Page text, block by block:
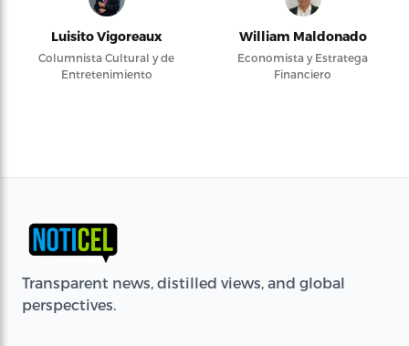
Luisito Vigoreaux
Columnista Cultural y de
Entretenimiento
William Maldonado
Economista y Estratega
Financiero
Transparent news, distilled views, and global
perspectives.